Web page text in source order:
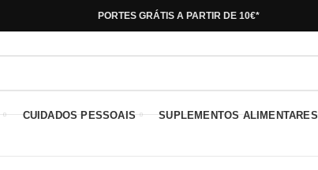
PORTES GRÁTIS A PARTIR DE 10€*
CUIDADOS PESSOAIS SUPLEMENTOS ALIMENTARES